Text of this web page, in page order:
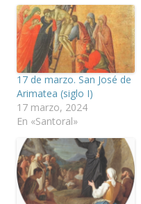
17 de marzo. San José de
Arimatea (siglo I)
17 marzo, 2024
En «Santoral»